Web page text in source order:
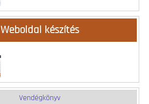
Weboldal készítés
Vendégkönyv